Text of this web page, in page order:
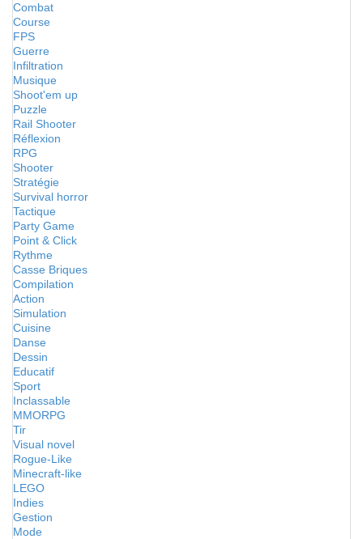
Combat
Course
FPS
Guerre
Infiltration
Musique
Shoot'em up
Puzzle
Rail Shooter
Réflexion
RPG
Shooter
Stratégie
Survival horror
Tactique
Party Game
Point & Click
Rythme
Casse Briques
Compilation
Action
Simulation
Cuisine
Danse
Dessin
Educatif
Sport
Inclassable
MMORPG
Tir
Visual novel
Rogue-Like
Minecraft-like
LEGO
Indies
Gestion
Mode